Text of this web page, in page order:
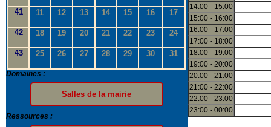
41 11 12 13 14 15 16 17
42 18 19 20 21 22 23 24
43 25 26 27 28 29 30 31
Domaines :
Ressources :
14:00 - 15:00
15:00 - 16:00
16:00 - 17:00
17:00 - 18:00
18:00 - 19:00
19:00 - 20:00
20:00 - 21:00
21:00 - 22:00
22:00 - 23:00
23:00 - 00:00